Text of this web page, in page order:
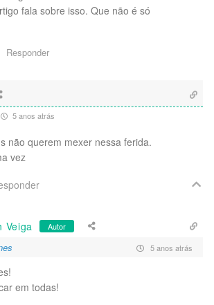
fala sobre isso. Que não é só
Responder
5 anos atrás
não querem mexer nessa ferida.
vez
Veiga Autor
5 anos atrás
em todas!